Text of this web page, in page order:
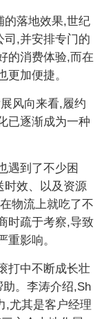
的落地效果,世纪
司,并安排专门的
的消费体验,而在
加便捷。
风向来看,履约
已逐渐成为一种
遇到了不少困
时效、以及资源
物流上就吃了不
时疏于考察,导致
影响。
打中不断成长壮
。李涛介绍,Sh
,尤其是客户经理